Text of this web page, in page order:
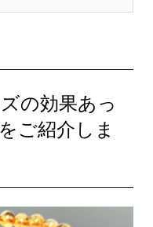
の効果あっ
ご紹介しま